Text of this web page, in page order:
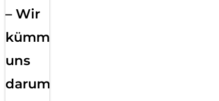
– Wir
kümmern
uns
darum!